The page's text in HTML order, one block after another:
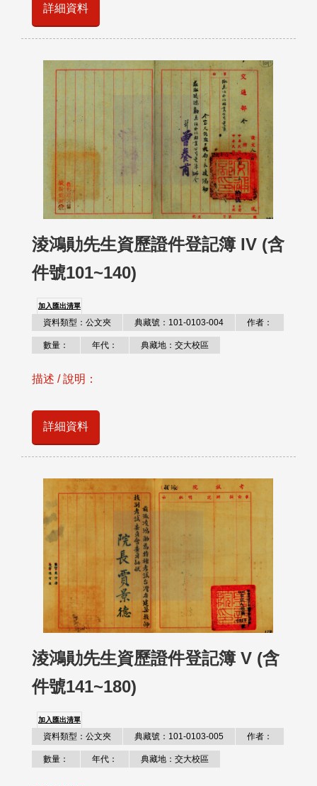
詳細資料
淩鴻勛先生資歷證件登記簿 IV (含
件號101~140)
加入匯出清單
資料類型：公文夾 典藏號：101-0103-004 作者：
數量： 年代： 典藏地：交大校區
描述 / 說明：
詳細資料
淩鴻勛先生資歷證件登記簿 V (含
件號141~180)
加入匯出清單
資料類型：公文夾 典藏號：101-0103-005 作者：
數量： 年代： 典藏地：交大校區